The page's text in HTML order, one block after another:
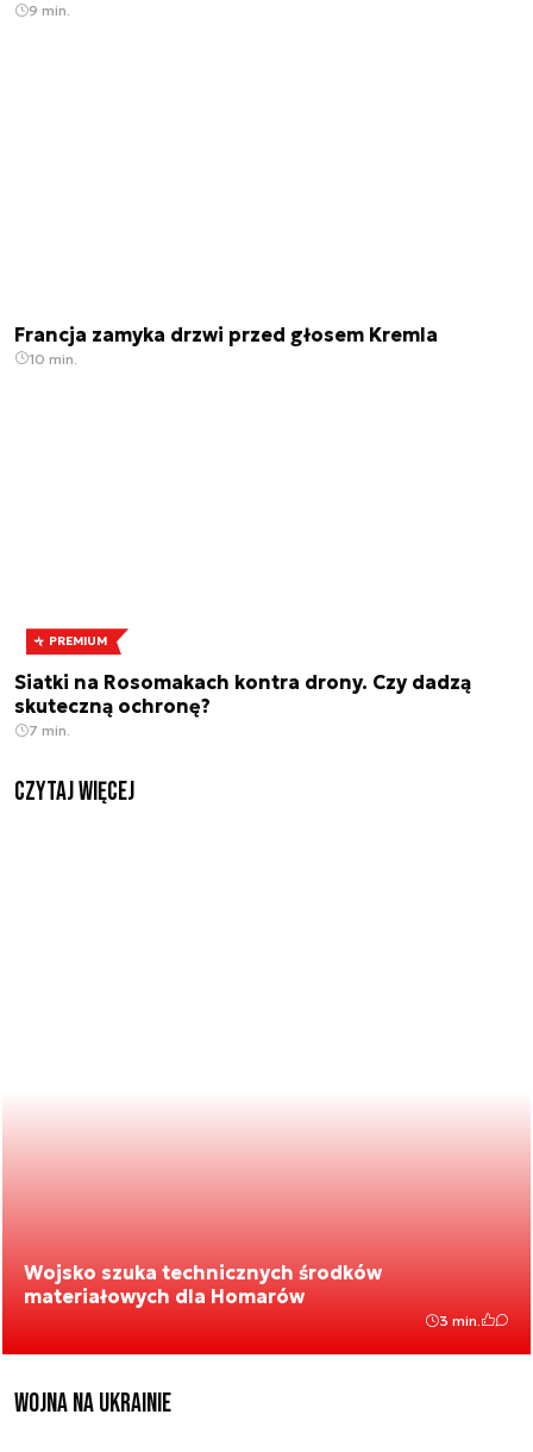
9 min.
Francja zamyka drzwi przed głosem Kremla
10 min.
PREMIUM
Siatki na Rosomakach kontra drony. Czy dadzą
skuteczną ochronę?
7 min.
czytaj więcej
Wojsko szuka technicznych środków
materiałowych dla Homarów
3 min.
Wojna na Ukrainie